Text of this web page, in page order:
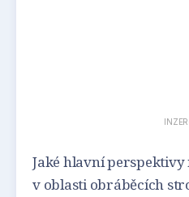
Jaké hlavní
v oblasti obráběcích